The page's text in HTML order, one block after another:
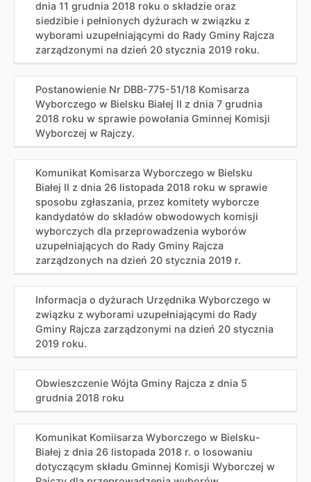
dnia 11 grudnia 2018 roku o składzie oraz
siedzibie i pełnionych dyżurach w związku z
wyborami uzupełniającymi do Rady Gminy Rajcza
zarządzonymi na dzień 20 stycznia 2019 roku.
Postanowienie Nr DBB-775-51/18 Komisarza
Wyborczego w Bielsku Białej II z dnia 7 grudnia
2018 roku w sprawie powołania Gminnej Komisji
Wyborczej w Rajczy.
Komunikat Komisarza Wyborczego w Bielsku
Białej II z dnia 26 listopada 2018 roku w sprawie
sposobu zgłaszania, przez komitety wyborcze
kandydatów do składów obwodowych komisji
wyborczych dla przeprowadzenia wyborów
uzupełniających do Rady Gminy Rajcza
zarządzonych na dzień 20 stycznia 2019 r.
Informacja o dyżurach Urzędnika Wyborczego w
związku z wyborami uzupełniającymi do Rady
Gminy Rajcza zarządzonymi na dzień 20 stycznia
2019 roku.
Obwieszczenie Wójta Gminy Rajcza z dnia 5
grudnia 2018 roku
Komunikat Komiisarza Wyborczego w Bielsku-
Białej z dnia 26 listopada 2018 r. o losowaniu
dotyczącym składu Gminnej Komisji Wyborczej w